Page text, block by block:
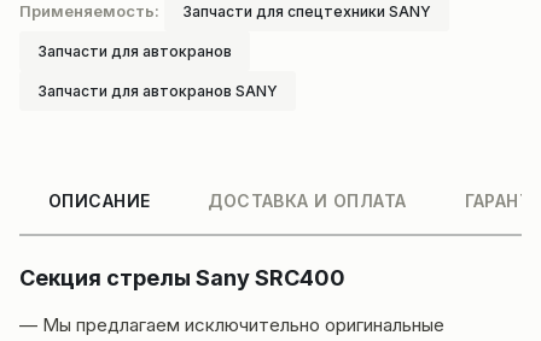
Применяемость: Запчасти для спецтехники SANY
Запчасти для автокранов
Запчасти для автокранов SANY
ОПИСАНИЕ ДОСТАВКА И ОПЛАТА
Секция стрелы Sany SRC400
— Мы предлагаем исключительно оригинальные